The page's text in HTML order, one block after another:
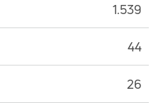
1.539
44
26